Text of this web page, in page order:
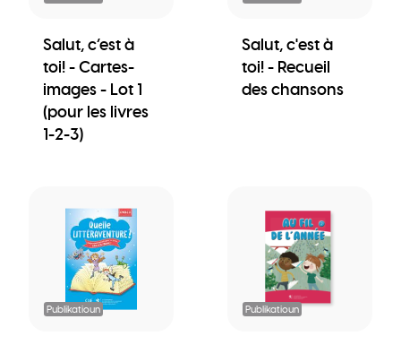
Salut, c’est à
toi! - Cartes-
images - Lot 1
(pour les livres
1-2-3)
Salut, c'est à
toi! - Recueil
des chansons
Publikatioun Publikatioun